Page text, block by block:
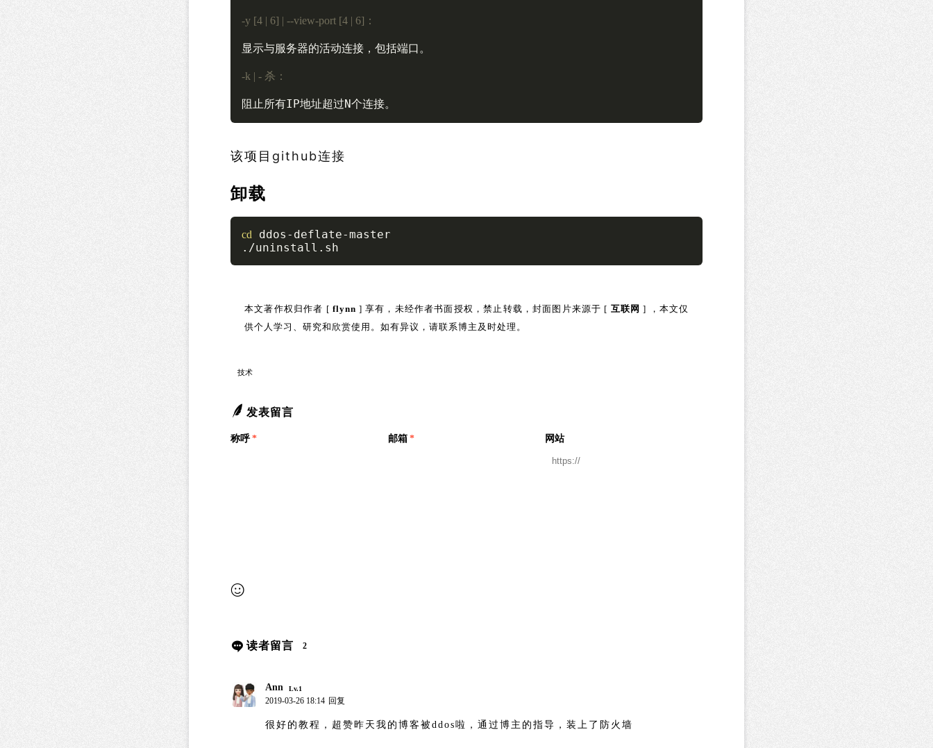
-y [4 | 6] | --view-port [4 | 6]：
显示与服务器的活动连接，包括端口。
-k | - 杀：
阻止所有IP地址超过N个连接。
该项目 github连接
卸载
cd
ddos-deflate-master
./uninstall.sh
本文著作权归作者 [ flynn ] 享有，未经作者书面授权，禁止转载，封面图片来源于 [ 互联网 ] ，本文仅
供个人学习、研究和欣赏使用。如有异议，请联系博主及时处理。
技术
发表留言
称呼 * 邮箱 * 网站
读者留言 2
Ann Lv.1
2019-03-26 18:14 回复
很好的教程，超赞昨天我的博客被ddos啦，通过博主的指导，装上了防火墙